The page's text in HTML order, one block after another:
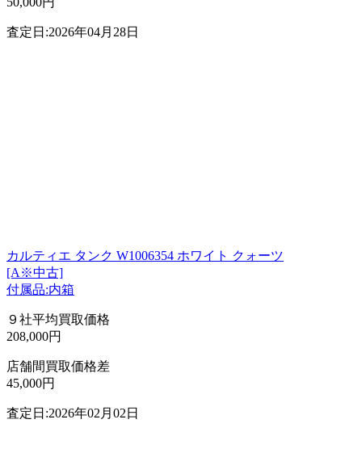
査定日:2026年04月28日
カルティエ タンク W1006354 ホワイト クォーツ
[A※中古]
付属品:内箱
９社平均買取価格
208,000円
店舗間買取価格差
45,000円
査定日:2026年02月02日